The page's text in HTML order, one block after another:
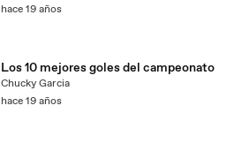
hace 19 años
Los 10 mejores goles del campeonato
Chucky Garcia
hace 19 años